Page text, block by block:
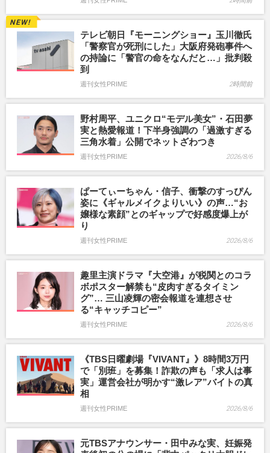
テレビ朝日『モーニングショー』玉川徹氏
「警察官が死刑にした」大阪府発砲事件へ
の持論に「警官の命をなんだと…」批判殺
到
週刊女性PRIME 2時間前
野村周平、ユニクロ“モデル美女”・石田夢
実と熱愛報道！下半身強調の「過激すぎる
三角水着」公開でネットざわつき
週刊女性PRIME 2026/8/6
ぱーてぃーちゃん・信子、衝撃のすっぴん
姿に《ギャルメイクよりいい》の声…“お
嬢様な素顔”とのギャップで好感度爆上が
り
週刊女性PRIME 2026/8/6
趣里主演ドラマ『大空港』が税関とのコラ
ボポスター解禁も“皮肉すぎるタイミン
グ”… 三山凌輝の密会報道を連想させ
る“キャッチコピー”
週刊女性PRIME 2026/8/6
《TBS日曜劇場『VIVANT』》8時間3万円
で「別班」を募集！詐欺の声も「求人は事
実」運営会社が明かす“激レア”バイトの真
相
週刊女性PRIME 2026/8/6
元TBSアナウンサー・田中みな実、妊娠発